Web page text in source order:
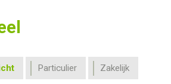
Particulier Zakelijk